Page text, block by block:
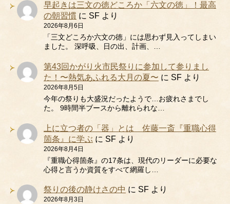
早起きは三文の徳どころか「六文の徳」！最高
の朝習慣 に SF より
2026年8月6日
「三文どころか六文の徳」には思わず見入ってしまい
ました。 深呼吸、日の出、計画、…
第43回かがり火市民祭りに参加して参りまし
た！〜熱気あふれる大月の夏〜 に SF より
2026年8月5日
今年の祭りも大盛況だったようで…お疲れさまでし
た。 9時間半ブースから離れられな…
上に立つ者の「器」とは 佐藤一斎『重職心得
箇条』に学ぶ に SF より
2026年8月4日
『重職心得箇条』の17条は、現代のリーダーに必要な
心得と言うか資質をすべて網羅し…
祭りの後の静けさの中 に SF より
2026年8月3日